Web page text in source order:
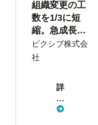
組織変更の工
数を1/3に短
縮。急成長を
支える総務労
務部のフロー
ピクシブ株式会
社
詳
し
く